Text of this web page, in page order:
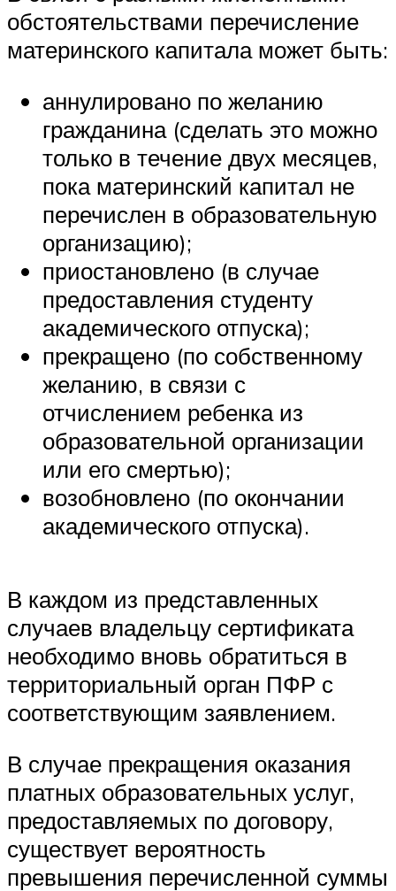
обстоятельствами перечисление
материнского капитала может быть:
аннулировано по желанию
гражданина (сделать это можно
только в течение двух месяцев,
пока материнский капитал не
перечислен в образовательную
организацию);
приостановлено (в случае
предоставления студенту
академического отпуска);
прекращено (по собственному
желанию, в связи с
отчислением ребенка из
образовательной организации
или его смертью);
возобновлено (по окончании
академического отпуска).
В каждом из представленных
случаев владельцу сертификата
необходимо вновь обратиться в
территориальный орган ПФР с
соответствующим заявлением.
В случае прекращения оказания
платных образовательных услуг,
предоставляемых по договору,
существует вероятность
превышения перечисленной суммы